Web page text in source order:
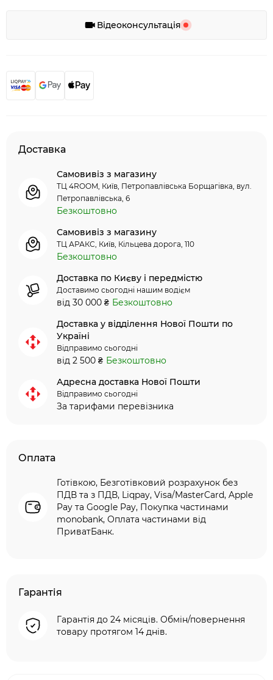
Відеоконсультація
Доставка
Самовивіз з магазину
ТЦ 4ROOM, Київ, Петропавлівська Борщагівка, вул.
Петропавлівська, 6
Безкоштовно
Самовивіз з магазину
ТЦ АРАКС, Київ, Кільцева дорога, 110
Безкоштовно
Доставка по Києву і передмістю
Доставимо сьогодні нашим водієм
від 30 000 ₴ Безкоштовно
Доставка у відділення Нової Пошти по
Україні
Відправимо сьогодні
від 2 500 ₴ Безкоштовно
Адресна доставка Нової Пошти
Відправимо сьогодні
За тарифами перевізника
Оплата
Готівкою, Безготівковий розрахунок без
ПДВ та з ПДВ, Liqpay, Visa/MasterCard, Apple
Pay та Google Pay, Покупка частинами
monobank, Оплата частинами від
ПриватБанк.
Гарантія
Гарантія до 24 місяців. Обмін/повернення
товару протягом 14 днів.